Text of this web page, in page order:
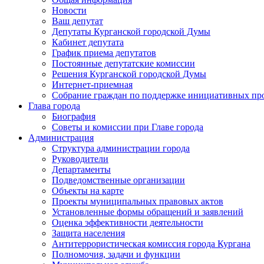
Новости
Ваш депутат
Депутаты Курганской городской Думы
Кабинет депутата
График приема депутатов
Постоянные депутатские комиссии
Решения Курганской городской Думы
Интернет-приемная
Собрание граждан по поддержке инициативных
Глава города
Биография
Советы и комиссии при Главе города
Администрация
Структура администрации города
Руководители
Департаменты
Подведомственные организации
Объекты на карте
Проекты муниципальных правовых актов
Установленные формы обращений и заявлений
Оценка эффективности деятельности
Защита населения
Антитеррористическая комиссия города Кургана
Полномочия, задачи и функции